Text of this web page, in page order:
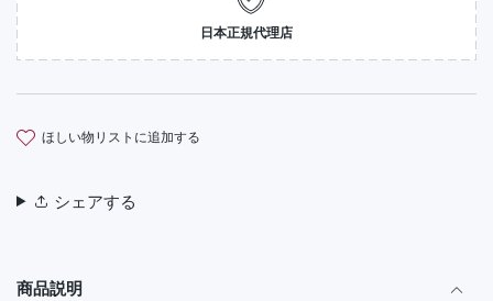
日本正規代理店
ほしい物リストに追加する
シェアする
商品説明